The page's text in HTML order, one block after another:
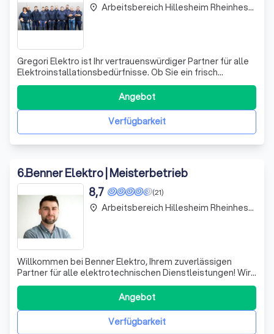
Gregori Elektro ist Ihr vertrauenswürdiger Partner für alle
Elektroinstallationsbedürfnisse. Ob Sie ein frisch
erworbenes Einfamilienhaus nach Ihren eigenen Plänen
ausbauen, die Sanierung eines Mehrfamilienhauses aus
der letzten Jahrhundertwende planen oder als Bauherr
den Neubau eines Hauses in Ang
Verfügbarkeit
Angebot
place Arbeitsbereich Hillesheim Rheinhessen
6.Benner Elektro | Meisterbetrieb
(21)
8,7
Willkommen bei Benner Elektro, Ihrem zuverlässigen
Partner für alle elektrotechnischen Dienstleistungen! Wir
zeichnen uns durch unsere Expertise und unser
Engagement aus, maßgeschneiderte Lösungen für unsere
Kunden zu entwickeln. Ob es um die Installation von
modernen Beleuchtungssystemen, die Planu
Verfügbarkeit
Angebot
place Arbeitsbereich Hillesheim Rheinhessen